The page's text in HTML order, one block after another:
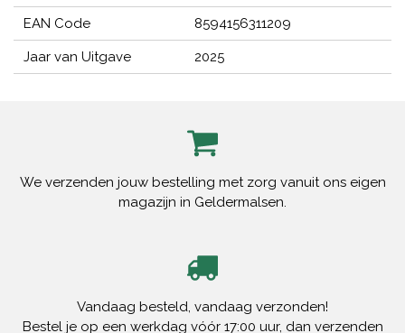
EAN Code 8594156311209
Jaar van Uitgave 2025
We verzenden jouw bestelling met zorg vanuit ons eigen
magazijn in Geldermalsen.
Vandaag besteld, vandaag verzonden!
Bestel je op een werkdag vóór 17:00 uur, dan verzenden